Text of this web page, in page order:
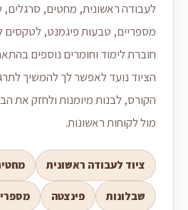
לעבודה ראשונית, מחטים, סרגלים,
מספריים, טבעות פיגמנט, לטקסים
חוברת לימוד וחומרים נוספים
הציוד נועד לאפשר לך להמשיך
הקורס, לבנות מיומנות ולחזק את
מול לקוחות ראשונות.
ציוד לעבודה ראשונית
שבלונות פינצטה